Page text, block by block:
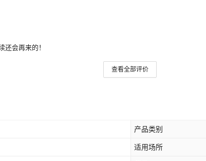
会再来的！
查看全部评价
产品类别
适用场所